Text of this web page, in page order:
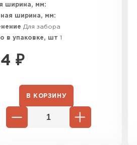
ширина, мм:
ширина, мм:
Для забора
в упаковке, шт 1
₽
В КОРЗИНУ